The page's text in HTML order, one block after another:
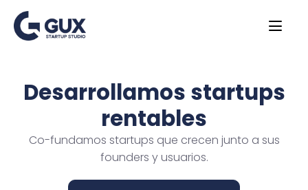
Desarrollamos startups
rentables
Co-fundamos startups que crecen junto a sus
founders y usuarios.